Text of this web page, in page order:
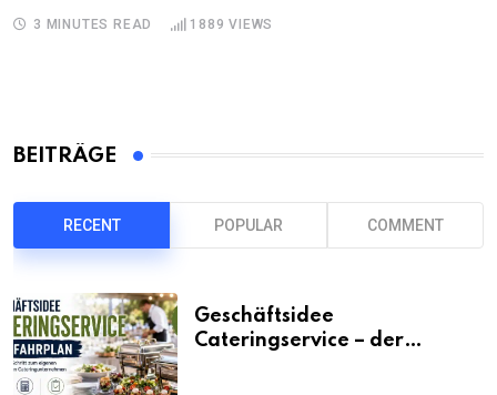
3 MINUTES READ 1889 VIEWS
BEITRÄGE
RECENT POPULAR COMMENT
Geschäftsidee
Cateringservice – der